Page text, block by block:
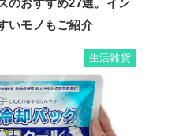
のおすすめ27選。イン
いモノもご紹介
生活雑貨